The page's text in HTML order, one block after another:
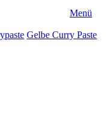
Menü
Gelbe Curry Paste